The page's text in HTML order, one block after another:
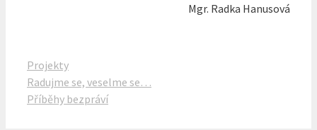
Mgr. Radka Hanusová
Rubriky
Projekty
Radujme se, veselme se…
Příběhy bezpráví